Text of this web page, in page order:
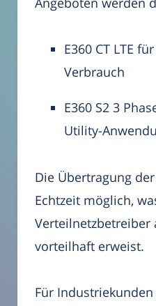
E360 CT LTE
Verbrauch
E360 S2 3
Utility-
Die Übertragung
Echtzeit möglich,
Verteilnetzbetreiber
vorteilhaft erweist.
Für